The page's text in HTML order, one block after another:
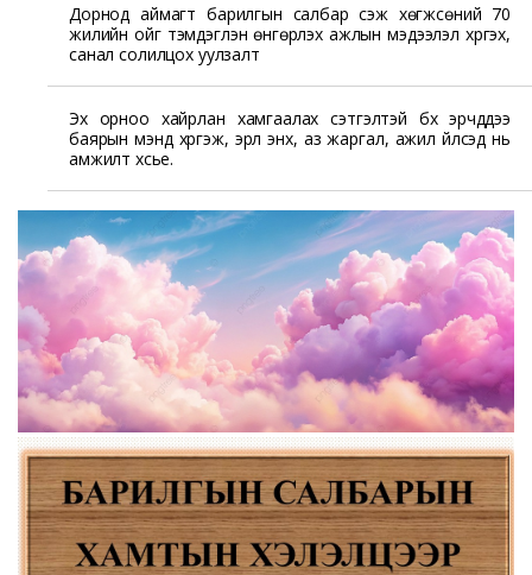
Дорнод аймагт барилгын салбар үүсэж хөгжсөний 70
жилийн ойг тэмдэглэн өнгөрүүлэх ажлын мэдээлэл хүргэх,
санал солилцох уулзалт
Эх орноо хайрлан хамгаалах сэтгэлтэй бүх эрчүүддээ
баярын мэнд хүргэж, эрүүл энх, аз жаргал, ажил үйлсэд нь
амжилт хүсье.